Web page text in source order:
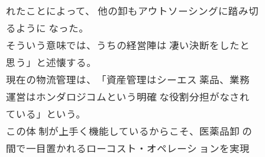
れたことによって、 他の卸もアウトソーシングに踏み切
るように なった。
そういう意味では、うちの経営陣は 凄い決断をしたと
思う」と述懐する。
現在の物流管理は、「資産管理はシーエス 薬品、業務
運営はホンダロジコムという明確 な役割分担がなされ
ている」という。
この体 制が上手く機能しているからこそ、医薬品卸 の
間で一目置かれるローコスト・オペレーシ ョンを実現